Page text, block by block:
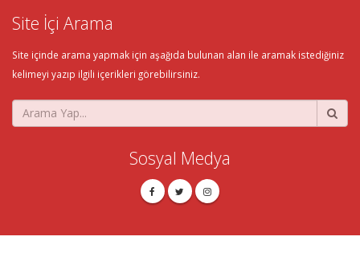
Site İçi Arama
Site içinde arama yapmak için aşağıda bulunan alan ile aramak istediğiniz
kelimeyi yazıp ilgili içerikleri görebilirsiniz.
Sosyal Medya